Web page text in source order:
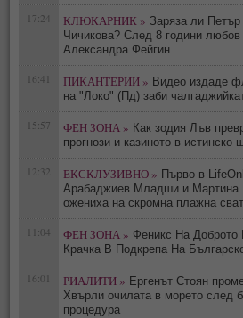
17:24 КЛЮКАРНИК » Заряза ли
Чичикова? След 8 години
Александра Фейгин
16:41 ПИКАНТЕРИИ » Видео издаде
на "Локо" (Пд) заби
15:57 ФЕН ЗОНА » Как зодия Лъв
прогнози и казиното в истинско
12:32 ЕКСКЛУЗИВНО » Първо в
Арабаджиев Младши и Мартина
oжениха на скромна плажна
11:04 ФЕН ЗОНА » Феникс На
Крачка В Подкрепа На
16:01 РИАЛИТИ » Ергенът Стоян
Хвърли очилата в морето след
процедура